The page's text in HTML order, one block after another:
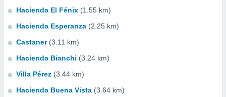
Hacienda El Fénix (1.55 km)
Hacienda Esperanza (2.25 km)
Castaner (3.11 km)
Hacienda Bianchi (3.24 km)
Villa Pérez (3.44 km)
Hacienda Buena Vista (3.64 km)